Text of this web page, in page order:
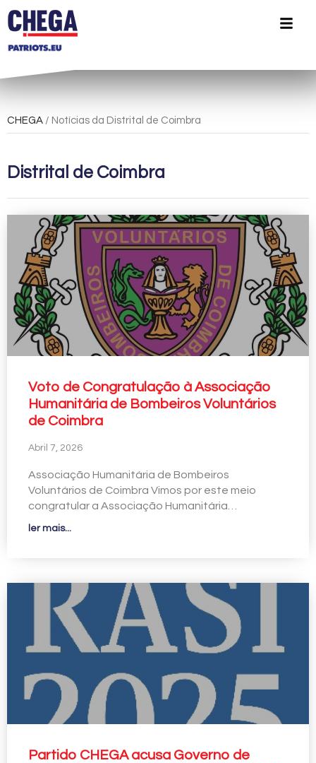
CHEGA / Notícias da Distrital de Coimbra
Distrital de Coimbra
Voto de Congratulação à Associação
Humanitária de Bombeiros Voluntários
de Coimbra
Abril 7, 2026
Associação Humanitária de Bombeiros
Voluntários de Coimbra Vimos por este meio
congratular a Associação Humanitária…
ler mais...
Partido CHEGA acusa Governo de